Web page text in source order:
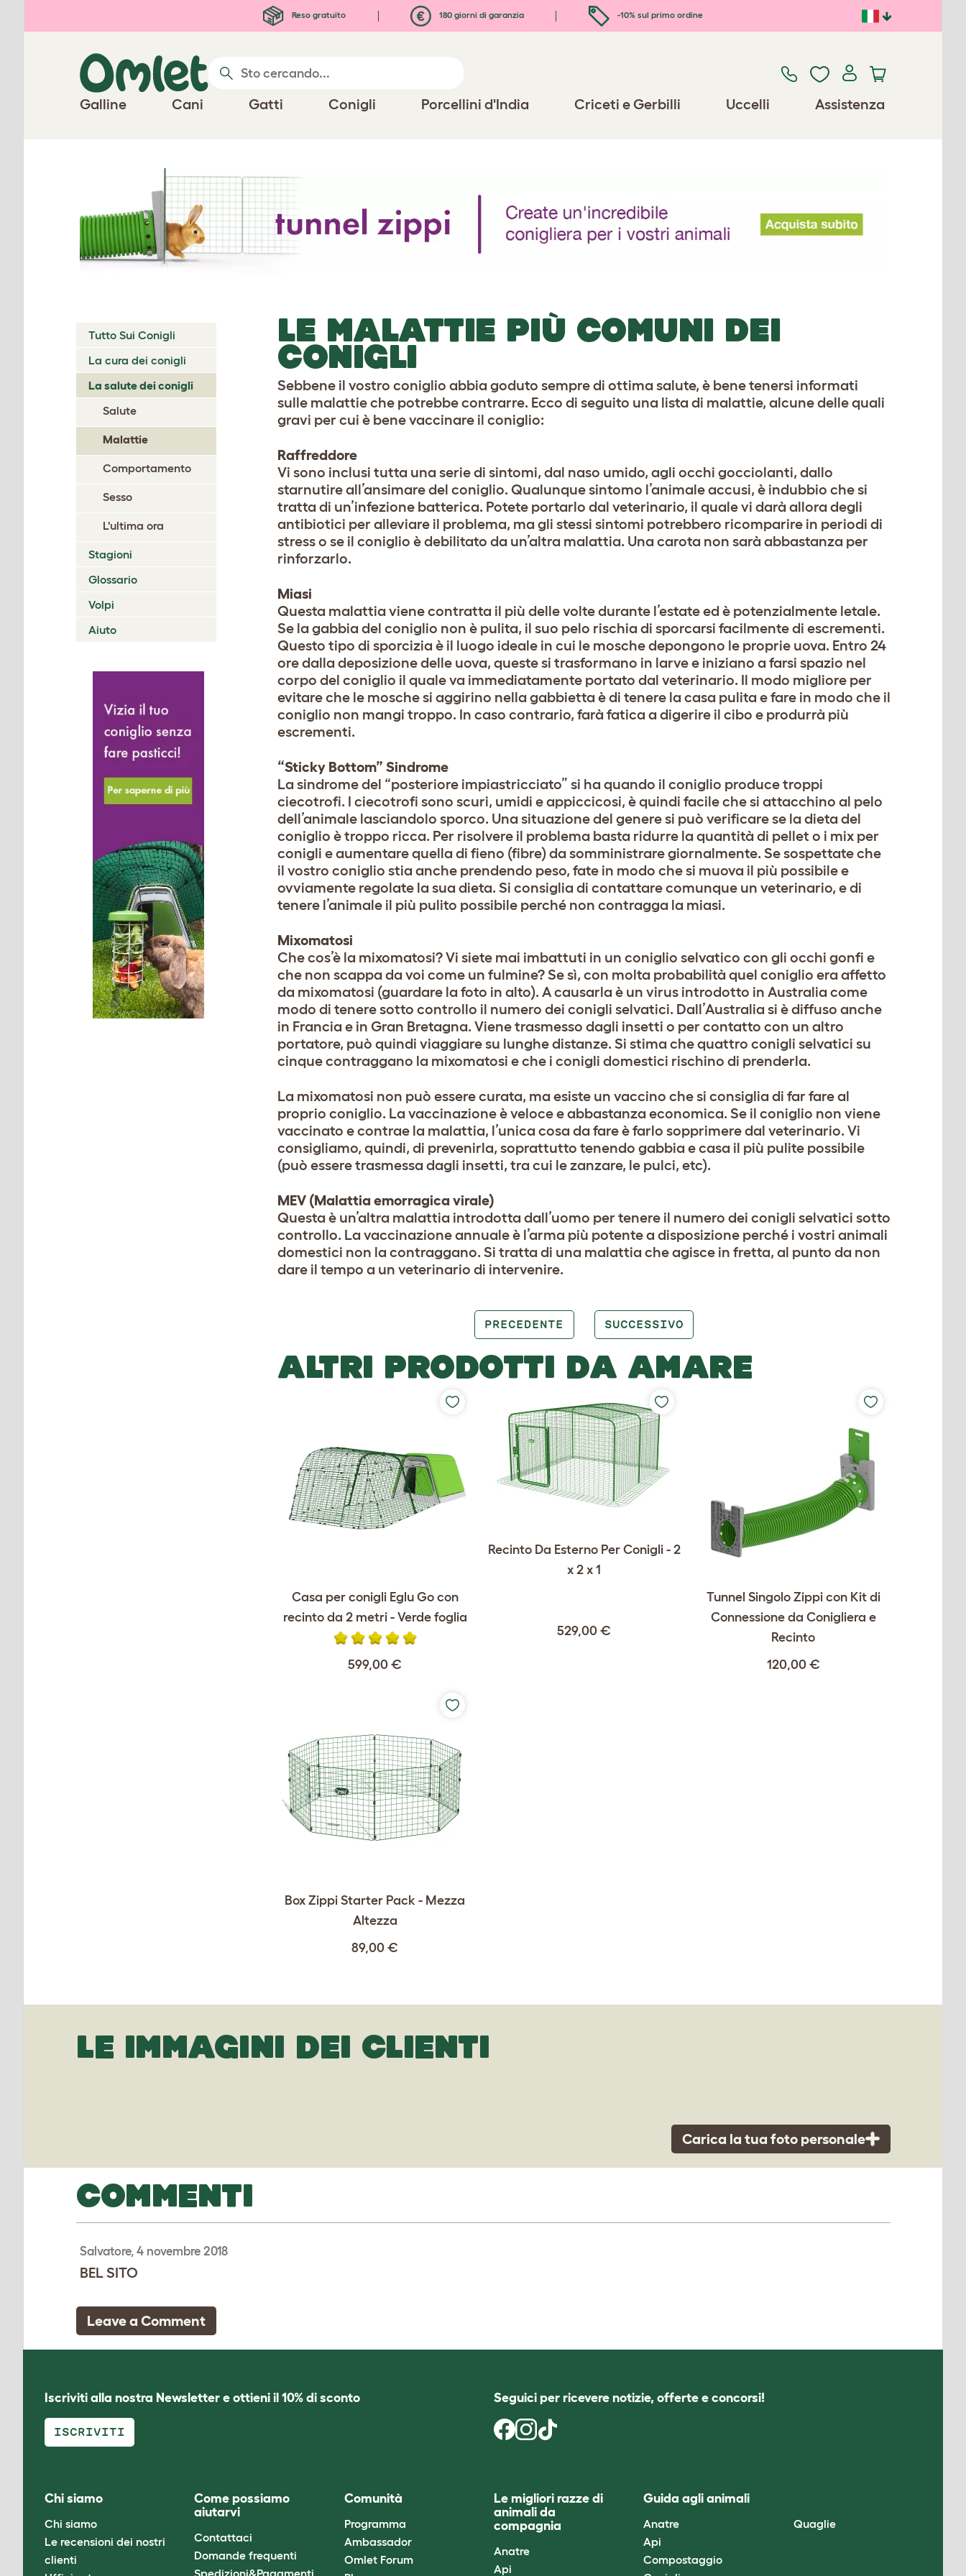
Reso gratuito 180 giorni di garanzia -10% sul primo ordine
Galline Cani Gatti Conigli Porcellini d'India Criceti e Gerbilli Uccelli Assistenza
Tutto Sui Conigli
La cura dei conigli
La salute dei conigli
Salute
Malattie
Comportamento
Sesso
L'ultima ora
Stagioni
Glossario
Volpi
Aiuto
LE MALATTIE PIÙ COMUNI DEI
CONIGLI
Sebbene il vostro coniglio abbia goduto sempre di ottima salute, è bene tenersi informati
sulle malattie che potrebbe contrarre. Ecco di seguito una lista di malattie, alcune delle quali
gravi per cui è bene vaccinare il coniglio:
Raffreddore
Vi sono inclusi tutta una serie di sintomi, dal naso umido, agli occhi gocciolanti, dallo
starnutire all’ansimare del coniglio. Qualunque sintomo l’animale accusi, è indubbio che si
tratta di un’infezione batterica. Potete portarlo dal veterinario, il quale vi darà allora degli
antibiotici per alleviare il problema, ma gli stessi sintomi potrebbero ricomparire in periodi di
stress o se il coniglio è debilitato da un’altra malattia. Una carota non sarà abbastanza per
rinforzarlo.
Miasi
Questa malattia viene contratta il più delle volte durante l’estate ed è potenzialmente letale.
Se la gabbia del coniglio non è pulita, il suo pelo rischia di sporcarsi facilmente di escrementi.
Questo tipo di sporcizia è il luogo ideale in cui le mosche depongono le proprie uova. Entro 24
ore dalla deposizione delle uova, queste si trasformano in larve e iniziano a farsi spazio nel
corpo del coniglio il quale va immediatamente portato dal veterinario. Il modo migliore per
evitare che le mosche si aggirino nella gabbietta è di tenere la casa pulita e fare in modo che il
coniglio non mangi troppo. In caso contrario, farà fatica a digerire il cibo e produrrà più
escrementi.
“Sticky Bottom” Sindrome
La sindrome del “posteriore impiastricciato” si ha quando il coniglio produce troppi
ciecotrofi. I ciecotrofi sono scuri, umidi e appiccicosi, è quindi facile che si attacchino al pelo
dell’animale lasciandolo sporco. Una situazione del genere si può verificare se la dieta del
coniglio è troppo ricca. Per risolvere il problema basta ridurre la quantità di pellet o i mix per
conigli e aumentare quella di fieno (fibre) da somministrare giornalmente. Se sospettate che
il vostro coniglio stia anche prendendo peso, fate in modo che si muova il più possibile e
ovviamente regolate la sua dieta. Si consiglia di contattare comunque un veterinario, e di
tenere l’animale il più pulito possibile perché non contragga la miasi.
Mixomatosi
Che cos’è la mixomatosi? Vi siete mai imbattuti in un coniglio selvatico con gli occhi gonfi e
che non scappa da voi come un fulmine? Se sì, con molta probabilità quel coniglio era affetto
da mixomatosi (guardare la foto in alto). A causarla è un virus introdotto in Australia come
modo di tenere sotto controllo il numero dei conigli selvatici. Dall’Australia si è diffuso anche
in Francia e in Gran Bretagna. Viene trasmesso dagli insetti o per contatto con un altro
portatore, può quindi viaggiare su lunghe distanze. Si stima che quattro conigli selvatici su
cinque contraggano la mixomatosi e che i conigli domestici rischino di prenderla.
La mixomatosi non può essere curata, ma esiste un vaccino che si consiglia di far fare al
proprio coniglio. La vaccinazione è veloce e abbastanza economica. Se il coniglio non viene
vaccinato e contrae la malattia, l’unica cosa da fare è farlo sopprimere dal veterinario. Vi
consigliamo, quindi, di prevenirla, soprattutto tenendo gabbia e casa il più pulite possibile
(può essere trasmessa dagli insetti, tra cui le zanzare, le pulci, etc).
MEV (Malattia emorragica virale)
Questa è un’altra malattia introdotta dall’uomo per tenere il numero dei conigli selvatici sotto
controllo. La vaccinazione annuale è l’arma più potente a disposizione perché i vostri animali
domestici non la contraggano. Si tratta di una malattia che agisce in fretta, al punto da non
dare il tempo a un veterinario di intervenire.
PRECEDENTE SUCCESSIVO
ALTRI PRODOTTI DA AMARE
Casa per conigli Eglu Go con
recinto da 2 metri - Verde foglia
599,00 €
Recinto Da Esterno Per Conigli - 2
x 2 x 1
529,00 €
Tunnel Singolo Zippi con Kit di
Connessione da Conigliera e
Recinto
120,00 €
Box Zippi Starter Pack - Mezza
Altezza
89,00 €
LE IMMAGINI DEI CLIENTI
Carica la tua foto personale
COMMENTI
Salvatore, 4 novembre 2018
BEL SITO
Leave a Comment
Iscriviti alla nostra Newsletter e ottieni il 10% di sconto
ISCRIVITI
Seguici per ricevere notizie, offerte e concorsi!
Chi siamo
Chi siamo
Le recensioni dei nostri
clienti
Come possiamo
aiutarvi
Contattaci
Domande frequenti
Spedizioni&Pagamenti
Comunità
Programma
Ambassador
Omlet Forum
Le migliori razze di
animali da
compagnia
Anatre
Api
Guida agli animali
Anatre
Api
Compostaggio
Quaglie